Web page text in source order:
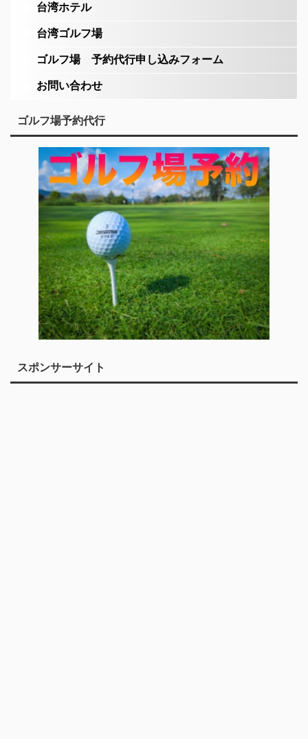
台湾ホテル
台湾ゴルフ場
ゴルフ場 予約代行申し込みフォーム
お問い合わせ
ゴルフ場予約代行
スポンサーサイト